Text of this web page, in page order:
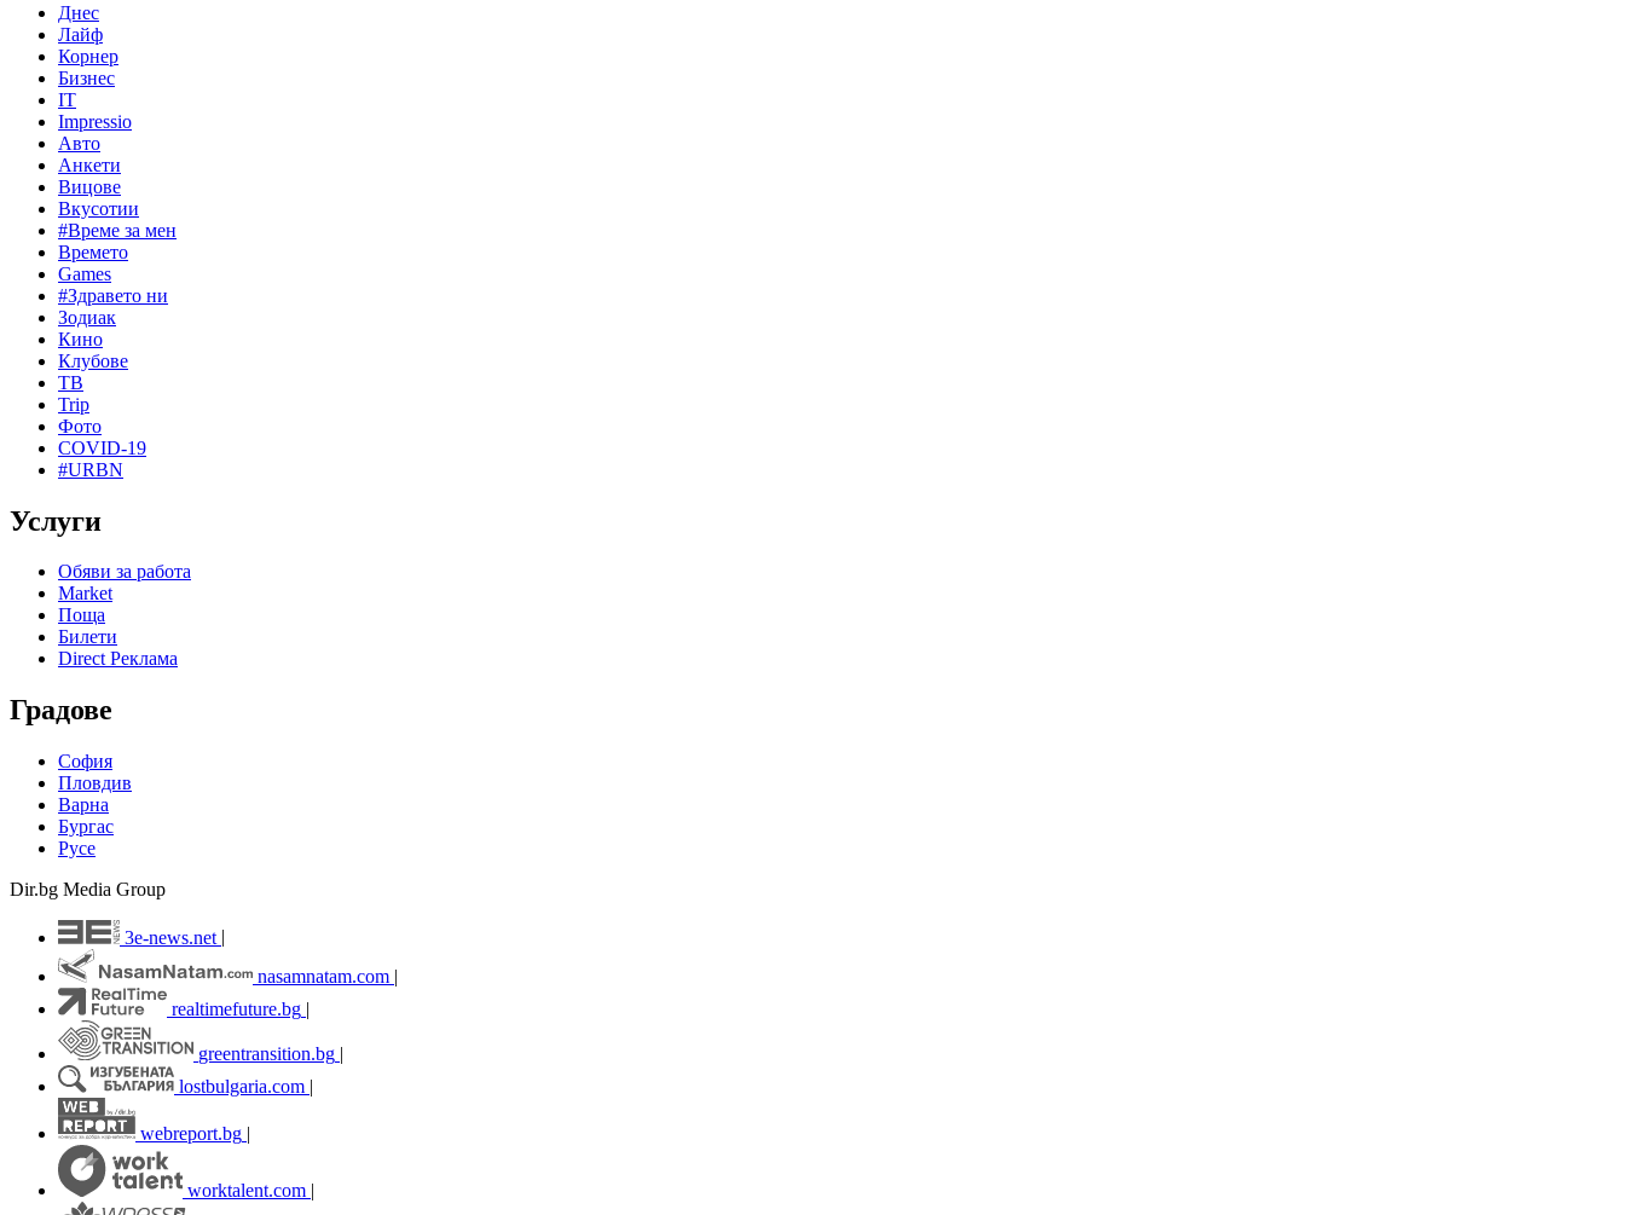
Днес
Лайф
Корнер
Бизнес
IT
Impressio
Авто
Анкети
Вицове
Вкусотии
#Време за мен
Времето
Games
#Здравето ни
Зодиак
Кино
Клубове
ТВ
Trip
Фото
COVID-19
#URBN
Услуги
Обяви за работа
Market
Поща
Билети
Direct Реклама
Градове
София
Пловдив
Варна
Бургас
Русе
Dir.bg Media Group
3e-news.net
nasamnatam.com |
realtimefuture.bg |
greentransition.bg |
lostbulgaria.com |
webreport.bg |
worktalent.com |